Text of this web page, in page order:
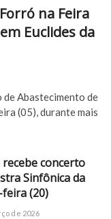
na Feira
Euclides da
Abastecimento de
(05), durante mais
recebe concerto
Sinfônica da
(20)
de 2026